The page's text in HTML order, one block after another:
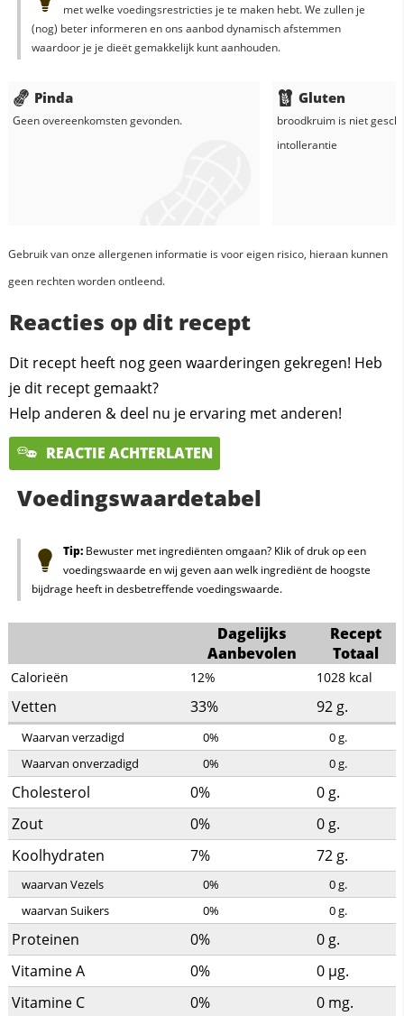
met welke voedingsrestricties je te maken hebt. We zullen je
(nog) beter informeren en ons aanbod dynamisch afstemmen
waardoor je je dieët gemakkelijk kunt aanhouden.
Pinda
Geen overeenkomsten gevonden.
Gluten
broodkruimis niet
intollerantie
Gebruik van onze allergenen informatie is voor eigen risico, hieraan kunnen
geen rechten worden ontleend.
Reacties op dit recept
Dit recept heeft nog geen waarderingen gekregen! Heb
je dit recept gemaakt?
Help anderen & deel nu je ervaring met anderen!
REACTIE ACHTERLATEN
Voedingswaardetabel
Tip:Bewuster met ingrediënten omgaan? Klik of druk op een
voedingswaarde en wij geven aan welk ingrediënt de hoogste
bijdrage heeft in desbetreffende voedingswaarde.
Dagelijks
Aanbevolen
Recept
Totaal
Calorieën 12% 1028 kcal
Vetten 33% 92 g.
Waarvan verzadigd 0% 0g.
Waarvan onverzadigd
0% 0g.
Cholesterol 0% 0 g.
Zout
0% 0 g.
Koolhydraten
7% 72 g.
waarvan Vezels 0% 0g.
waarvan Suikers
0% 0g.
Proteinen 0% 0 g.
Vitamine A
0% 0 µg.
Vitamine C
0% 0 mg.